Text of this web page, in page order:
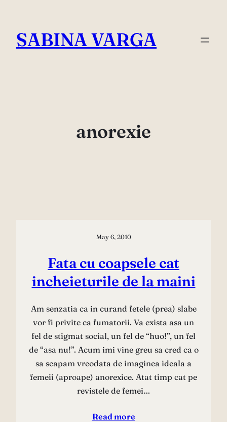
content
SABINA VARGA
anorexie
May 6, 2010
Fata cu coapsele cat
incheieturile de la maini
Am senzatia ca in curand fetele (prea) slabe
vor fi privite ca fumatorii. Va exista asa un
fel de stigmat social, un fel de “huo!”, un fel
de “asa nu!”. Acum imi vine greu sa cred ca o
sa scapam vreodata de imaginea ideala a
femeii (aproape) anorexice. Atat timp cat pe
revistele de femei…
Read more